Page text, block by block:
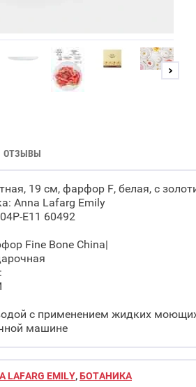
ОТЗЫВЫ
19 см, фарфор F, белая, с
Anna Lafarg Emily
E11 60492
Fine Bone China|
с применением жидких
машине
LAFARG EMILY,БОТАНИКА